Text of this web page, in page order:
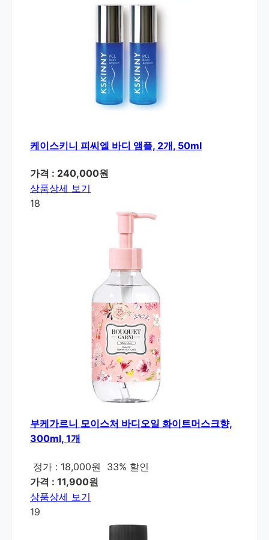
케이스키니 피씨엘 바디 앰플, 2개, 50ml
가격 : 240,000원
상품상세 보기
18
부케가르니 모이스처 바디오일 화이트머스크향,
300ml, 1개
정가 : 18,000원
33% 할인
가격 : 11,900원
상품상세 보기
19